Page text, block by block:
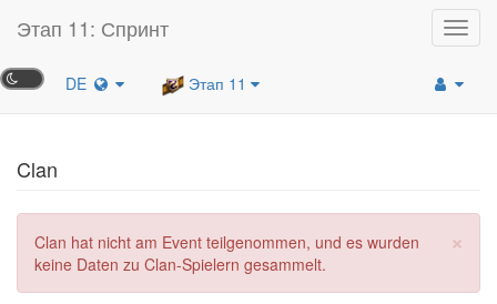
Этап 11: Спринт
DE Этап 11
Clan
×
Clan hat nicht am Event teilgenommen, und es wurden
keine Daten zu Clan-Spielern gesammelt.